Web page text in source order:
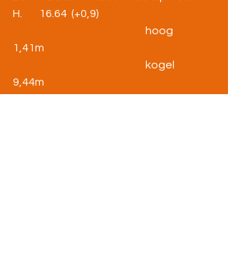
H.        16.64  (+0,9)
hoog
1,41m
kogel
9,44m